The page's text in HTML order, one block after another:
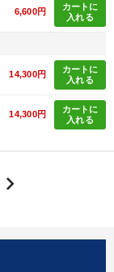
6,600円
カートに
入れる
14,300円
カートに
入れる
14,300円
カートに
入れる
keyboard_arrow_right